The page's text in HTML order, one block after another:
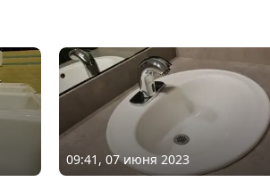
09:41, 07 июня 2023